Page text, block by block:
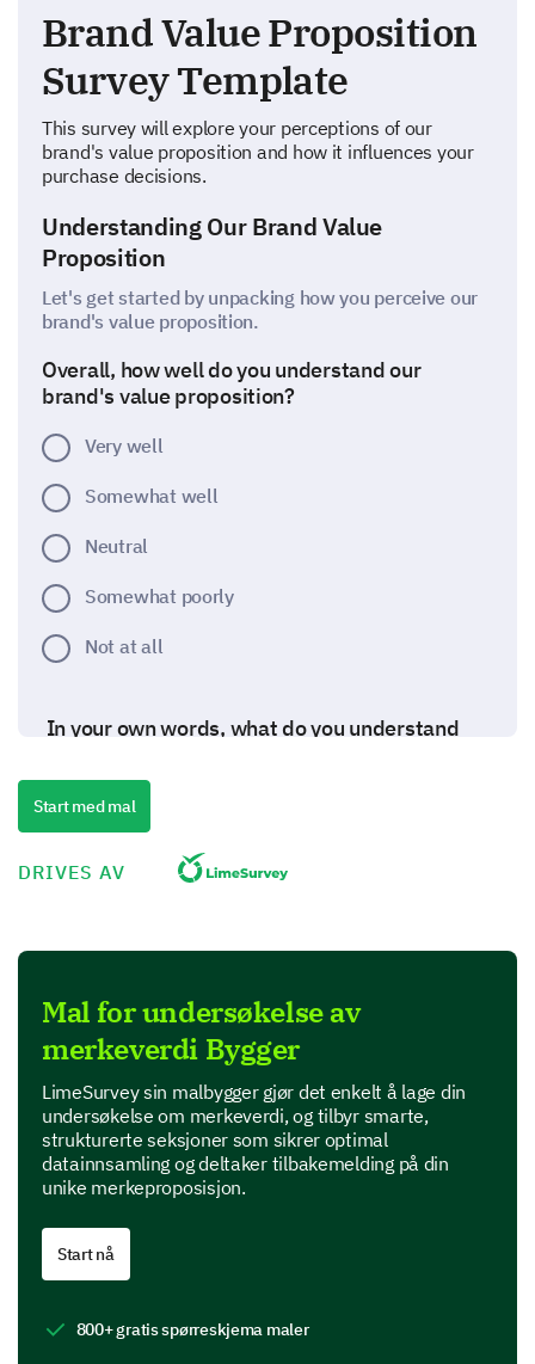
Brand Value Proposition
Survey Template
This survey will explore your perceptions of our
brand's value proposition and how it influences your
purchase decisions.
Understanding Our Brand Value
Proposition
Let's get started by unpacking how you perceive our
brand's value proposition.
Overall, how well do you understand our
brand's value proposition?
Very well
Somewhat well
Neutral
Somewhat poorly
Not at all
In your own words, what do you understand
Perception of Our Brand Features
following brand features in our value
proposition? (1 = Not important, 5 = Very
important)
1 2 3 4
Quality
Customer service
Price
Start med mal
DRIVES AV
Mal for undersøkelse av
merkeverdi Bygger
LimeSurvey sin malbygger gjør det enkelt å lage din
undersøkelse om merkeverdi, og tilbyr smarte,
strukturerte seksjoner som sikrer optimal
datainnsamling og deltaker tilbakemelding på din
unike merkeproposisjon.
Start nå
800+ gratis spørreskjema maler